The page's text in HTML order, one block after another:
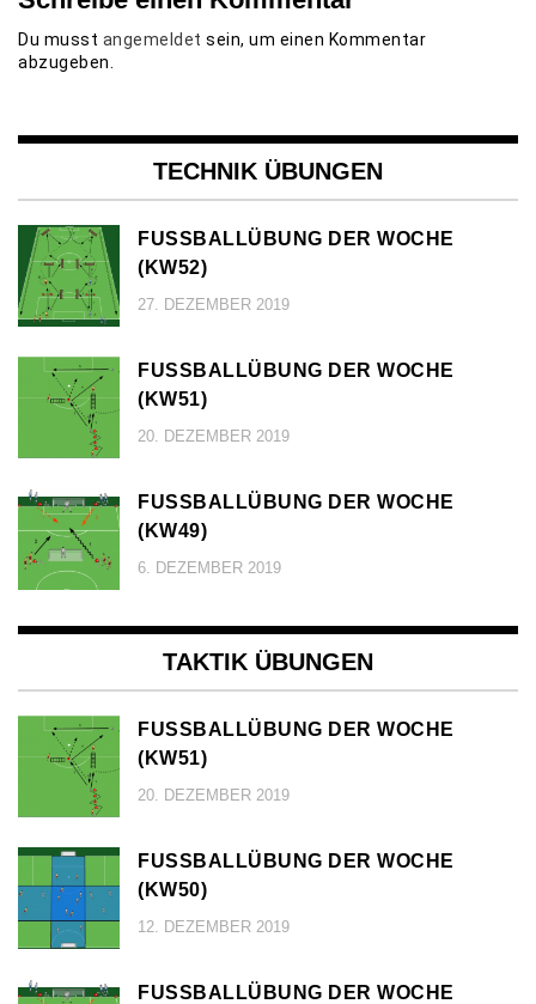
Du musst angemeldet sein, um einen Kommentar
abzugeben.
TECHNIK ÜBUNGEN
FUSSBALLÜBUNG DER WOCHE (
KW52)
27. DEZEMBER 2019
FUSSBALLÜBUNG DER WOCHE (
KW51)
20. DEZEMBER 2019
FUSSBALLÜBUNG DER WOCHE (
KW49)
6. DEZEMBER 2019
TAKTIK ÜBUNGEN
FUSSBALLÜBUNG DER WOCHE (
KW51)
20. DEZEMBER 2019
FUSSBALLÜBUNG DER WOCHE (
KW50)
12. DEZEMBER 2019
FUSSBALLÜBUNG DER WOCHE (